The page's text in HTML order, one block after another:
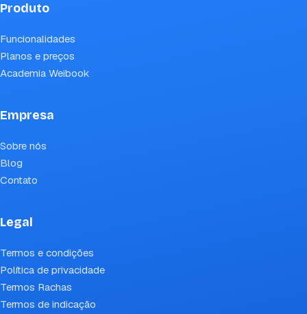
Produto
Funcionalidades
Planos e preços
Academia Weibook
Empresa
Sobre nós
Blog
Contato
Legal
Termos e condições
Política de privacidade
Termos Rachas
Termos de indicação